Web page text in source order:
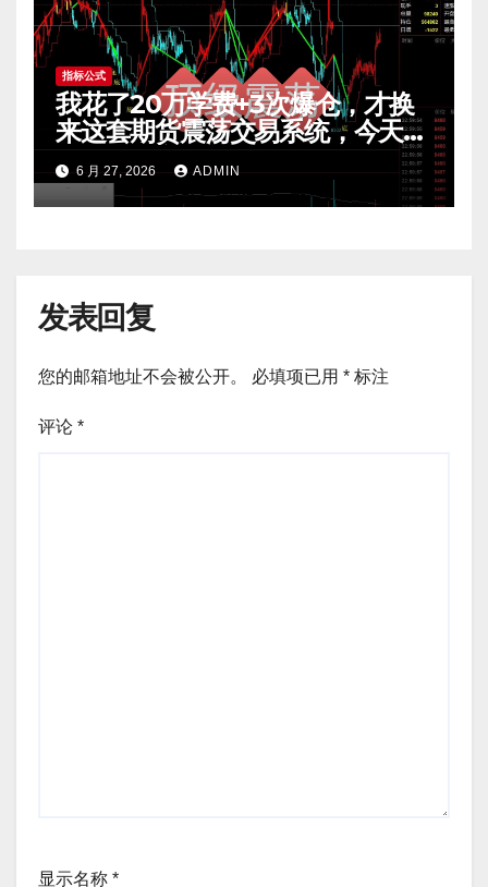
指标公式
我花了20万学费+3次爆仓，才换
来这套期货震荡交易系统，今天免
费公开核心逻辑
6 月 27, 2026 ADMIN
发表回复
您的邮箱地址不会被公开。 必填项已用 * 标注
评论 *
显示名称 *